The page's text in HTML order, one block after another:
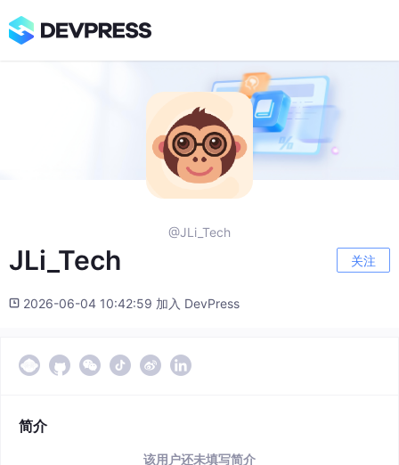
@JLi_Tech
JLi_Tech 关注
2026-06-04 10:42:59 加入 DevPress
简介
该用户还未填写简介